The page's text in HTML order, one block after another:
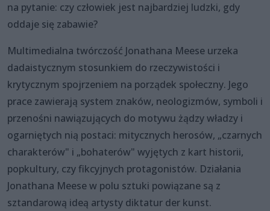
na pytanie: czy człowiek jest najbardziej ludzki, gdy
oddaje się zabawie?
Multimedialna twórczość Jonathana Meese urzeka
dadaistycznym stosunkiem do rzeczywistości i
krytycznym spojrzeniem na porządek społeczny. Jego
prace zawierają system znaków, neologizmów, symboli i
przenośni nawiązujących do motywu żądzy władzy i
ogarniętych nią postaci: mitycznych herosów, „czarnych
charakterów" i „bohaterów" wyjętych z kart historii,
popkultury, czy fikcyjnych protagonistów. Działania
Jonathana Meese w polu sztuki powiązane są z
sztandarową ideą artysty diktatur der kunst.